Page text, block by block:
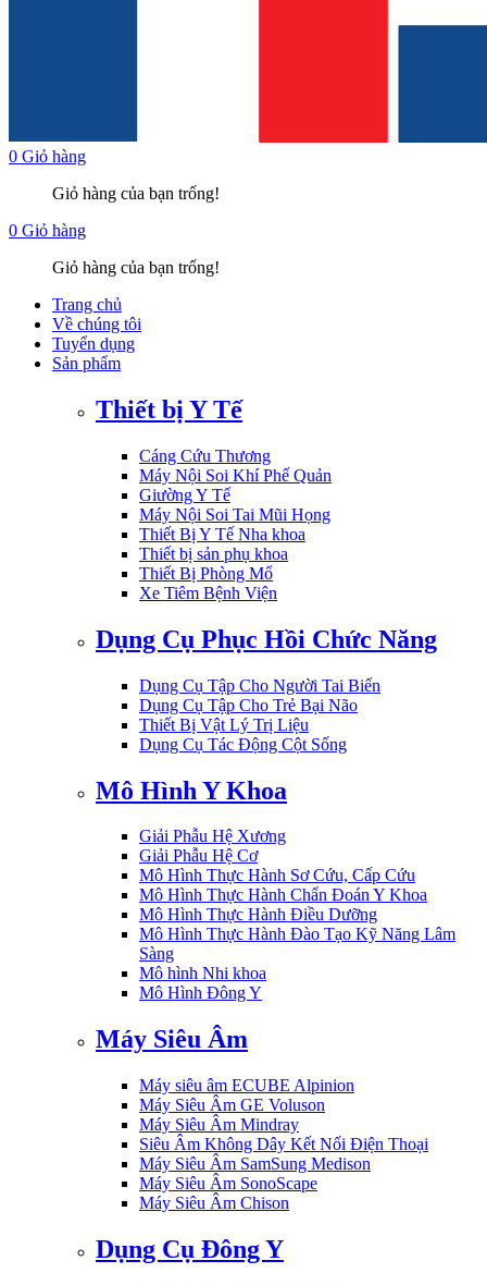
0 Giỏ hàng
Giỏ hàng của bạn trống!
0 Giỏ hàng
Giỏ hàng của bạn trống!
Trang chủ
Về chúng tôi
Tuyển dụng
Sản phẩm
Thiết bị Y Tế
Cáng Cứu Thương
Máy Nội Soi Khí Phế Quản
Giường Y Tế
Máy Nội Soi Tai Mũi Họng
Thiết Bị Y Tế Nha khoa
Thiết bị sản phụ khoa
Thiết Bị Phòng Mổ
Xe Tiêm Bệnh Viện
Dụng Cụ Phục Hồi Chức Năng
Dụng Cụ Tập Cho Người Tai Biến
Dụng Cụ Tập Cho Trẻ Bại Não
Thiết Bị Vật Lý Trị Liệu
Dụng Cụ Tác Động Cột Sống
Mô Hình Y Khoa
Giải Phẫu Hệ Xương
Giải Phẫu Hệ Cơ
Mô Hình Thực Hành Sơ Cứu, Cấp Cứu
Mô Hình Thực Hành Chẩn Đoán Y Khoa
Mô Hình Thực Hành Điều Dưỡng
Mô Hình Thực Hành Đào Tạo Kỹ Năng Lâm
Sàng
Mô hình Nhi khoa
Mô Hình Đông Y
Máy Siêu Âm
Máy siêu âm ECUBE Alpinion
Máy Siêu Âm GE Voluson
Máy Siêu Âm Mindray
Siêu Âm Không Dây Kết Nối Điện Thoại
Máy Siêu Âm SamSung Medison
Máy Siêu Âm SonoScape
Máy Siêu Âm Chison
Dụng Cụ Đông Y